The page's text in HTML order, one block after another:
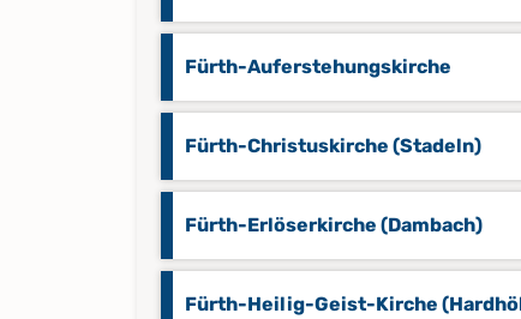
Fürth-Auferstehungskirche
Fürth-Christuskirche (Stadeln)
Fürth-Erlöserkirche (Dambach)
Fürth-Heilig-Geist-Kirche